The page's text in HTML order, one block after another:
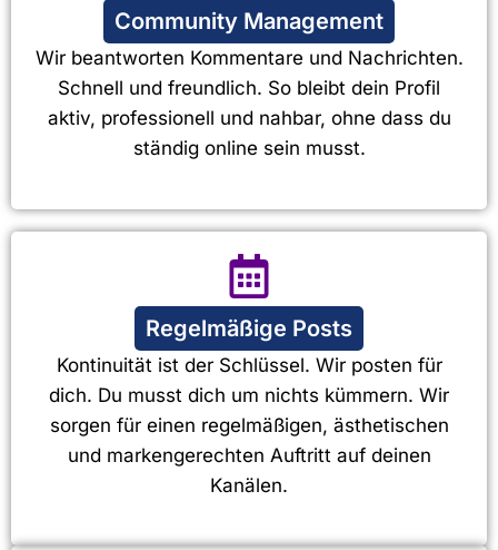
Community Management
Wir beantworten Kommentare und Nachrichten.
Schnell und freundlich. So bleibt dein Profil
aktiv, professionell und nahbar, ohne dass du
ständig online sein musst.
Regelmäßige Posts
Kontinuität ist der Schlüssel. Wir posten für
dich. Du musst dich um nichts kümmern. Wir
sorgen für einen regelmäßigen, ästhetischen
und markengerechten Auftritt auf deinen
Kanälen.